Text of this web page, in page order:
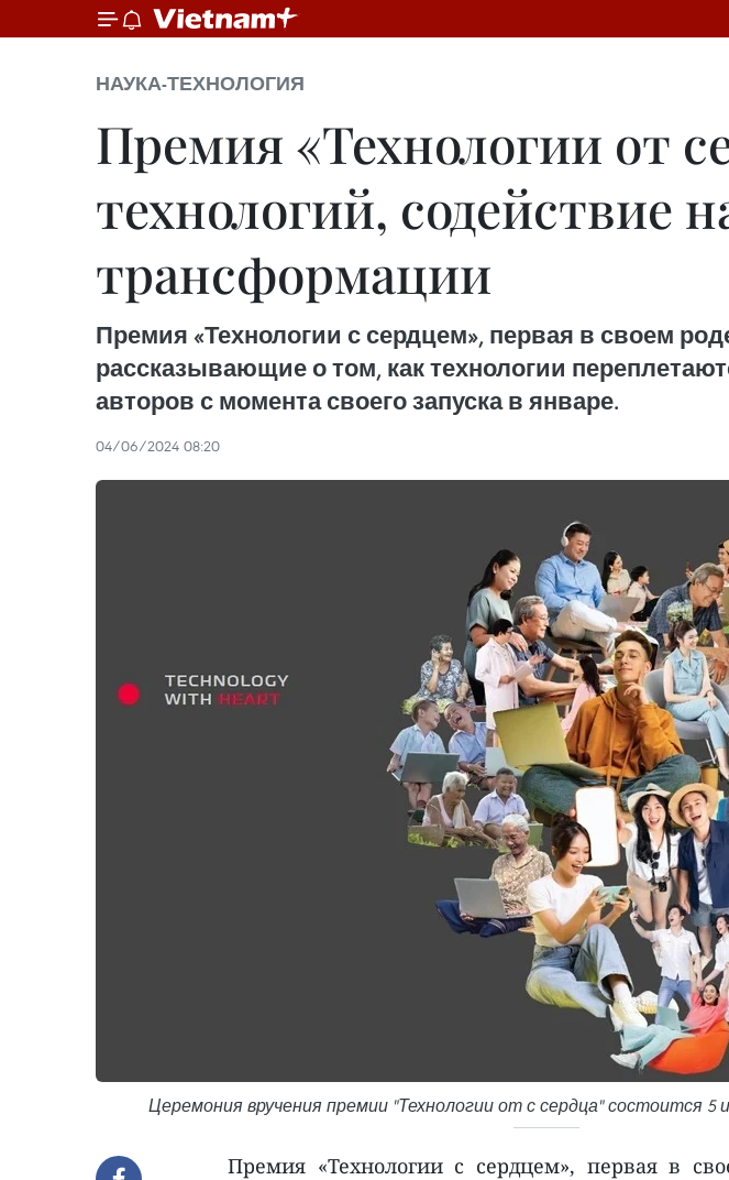
НАУКА-ТЕХНОЛОГИЯ
Премия «Технологии от
технологий, содействие
трансформации
Премия «Технологии с сердцем», первая в своем
рассказывающие о том, как технологии
авторов с момента своего запуска в январе.
04/06/2024 08:20
Церемония вручения премии "Технологии от с сердца" состоится
Премия «Технологии с сердцем», первая в